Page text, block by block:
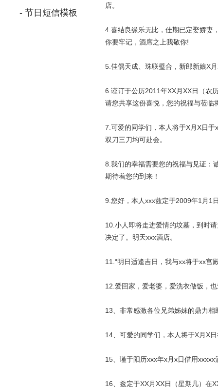
- 节日短信模板
店。
4.喜结良缘乐无比，佳期已定娶娇妻
你要牢记，酒席之上我敬你!
5.佳偶天成、珠联璧合，新郎新娘X
6.谨订于公历2011年XX月XX日（农
请您共享这份喜悦，您的祝福与莅临
7.可爱的同学们，本人将于X月X日
双刀三刀均可赴会。
8.我们的幸福需要您的祝福与见证：
期待着您的到来！
9.您好，本人xxx兹定于2009年1月1
10.小人即将走进爱情的坟墓，到时
决定了。明天xxx酒店。
11.“明日适逢吉日，我与xx将于xx宫
12.爱回家，爱老婆，爱洗衣做饭，
13、非常感激各位兄弟姊妹的鼎力
14、可爱的同学们，本人将于X月X
15、谨于阳历xxx年x月x日借用
16、兹定于XX月XX日（星期几）在